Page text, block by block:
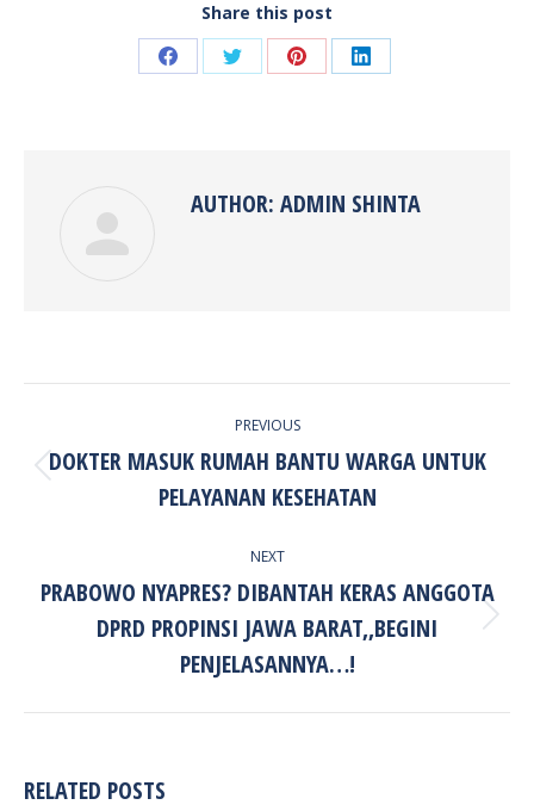
Share this post
Share Share Share Share
AUTHOR: ADMIN SHINTA
PREVIOUS
Previous
post:
DOKTER MASUK RUMAH BANTU WARGA UNTUK
PELAYANAN KESEHATAN
NEXT
Next
post:
PRABOWO NYAPRES? DIBANTAH KERAS ANGGOTA
DPRD PROPINSI JAWA BARAT,,BEGINI
PENJELASANNYA…!
RELATED POSTS